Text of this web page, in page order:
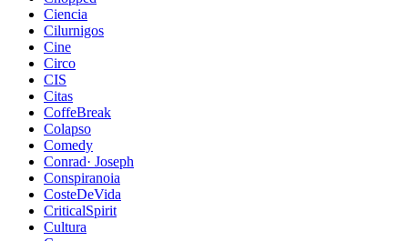
Ciencia
Cilurnigos
Cine
Circo
CIS
Citas
CoffeBreak
Colapso
Comedy
Conrad· Joseph
Conspiranoia
CosteDeVida
CriticalSpirit
Cultura